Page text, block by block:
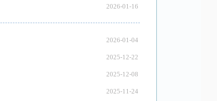
2026-01-16
2026-01-04
2025-12-22
2025-12-08
2025-11-24